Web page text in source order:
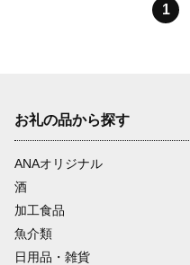
1
お礼の品から探す
ANAオリジナル
酒
加工食品
魚介類
日用品・雑貨